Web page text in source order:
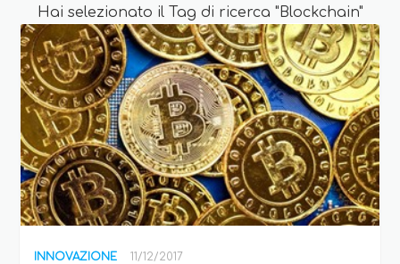
Hai selezionato il Tag di ricerca "Blockchain"
INNOVAZIONE 11/12/2017